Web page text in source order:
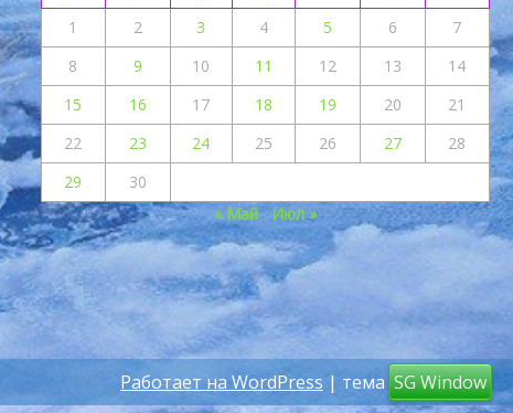
1
2 3 4 5 6
7
8
9 10 11 12 13
14
15
16 17 18 19 20
21
22
23 24 25 26 27
28
29
30
« Май
Июл »
Работает на WordPress | тема SG Window